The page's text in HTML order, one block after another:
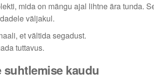
mida on mängu ajal lihtne ära tunda.
väljakul.
et vältida segadust.
tuttavus.
kaudu